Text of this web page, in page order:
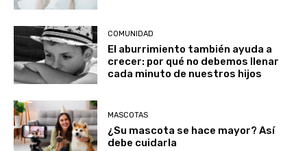
COMUNIDAD
El aburrimiento también ayuda a
crecer: por qué no debemos llenar
cada minuto de nuestros hijos
MASCOTAS
¿Su mascota se hace mayor? Así
debe cuidarla